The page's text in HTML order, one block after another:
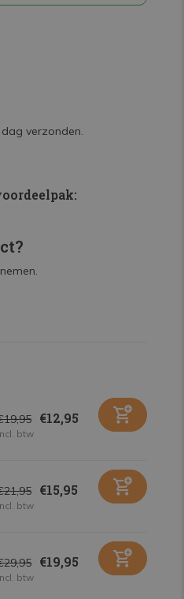
verzonden.
€12,95
btw
€15,95
btw
€19,95
btw